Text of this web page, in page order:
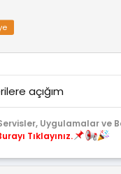
açığım
Uygulamalar ve
Tıklayınız.